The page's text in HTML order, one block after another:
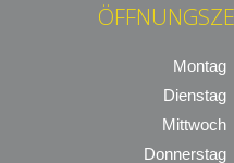
Montag
Dienstag
Mittwoch
Donnerstag